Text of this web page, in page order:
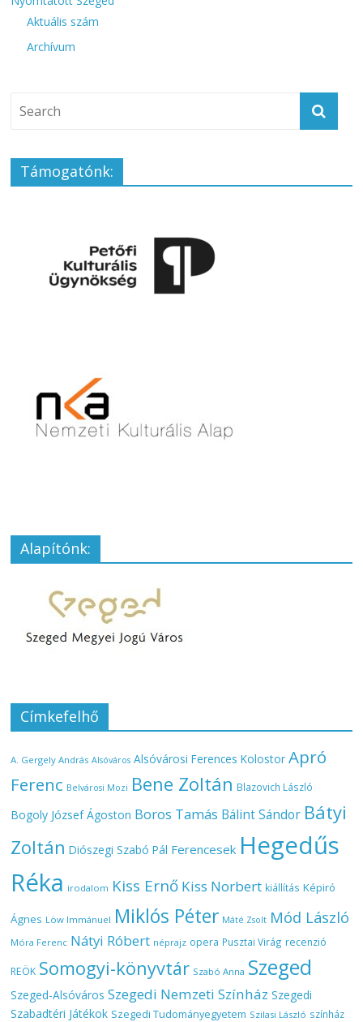
Aktuális szám
Archívum
Támogatónk:
Alapítónk:
Címkefelhő
A. Gergely András Alsóváros Alsóvárosi Ferences Kolostor Apró
Ferenc Belvárosi Mozi Bene Zoltán Blazovich László
Bogoly József Ágoston Boros Tamás Bálint Sándor Bátyi
Zoltán Diószegi Szabó Pál Ferencesek Hegedűs
Réka irodalom Kiss Ernő Kiss Norbert kiállítás Képiró
Ágnes Löw Immánuel Miklós Péter Máté Zsolt Mód László
Móra Ferenc Nátyi Róbert néprajz opera Pusztai Virág recenzió
REÖK Somogyi-könyvtár Szabó Anna Szeged
Szeged-Alsóváros Szegedi Nemzeti Színház Szegedi
Szabadtéri Játékok Szegedi Tudományegyetem Szilasi László színház